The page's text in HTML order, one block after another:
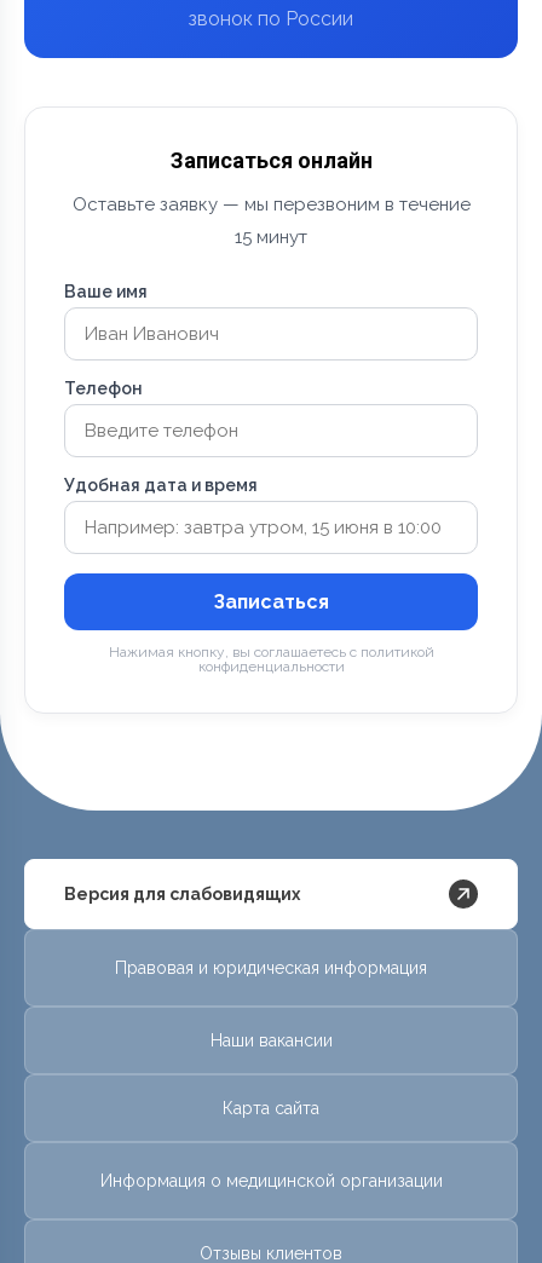
звонок по России
Записаться онлайн
Оставьте заявку — мы перезвоним в течение
15 минут
Ваше имя
Телефон
Удобная дата и время
Записаться
Нажимая кнопку, вы соглашаетесь с политикой
конфиденциальности
Версия для слабовидящих
Правовая и юридическая информация
Наши вакансии
Карта сайта
Информация о медицинской организации
Отзывы клиентов